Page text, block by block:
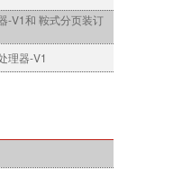
-V1和 鞍式分页装订
理器-V1